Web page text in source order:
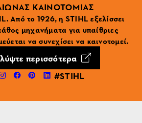
ΚΑΙΝΟΤΟΜΙΑΣ
Από το 1926, η STIHL εξελίσσει
μηχανήματα για υπαίθριες
να συνεχίσει να καινοτομεί.
περισσότερα
#STIHL